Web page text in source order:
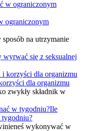
ograniczonym
na utrzymanie
się z seksualnej
dla organizmu
zwykły składnik w
Ile
wykonywać w